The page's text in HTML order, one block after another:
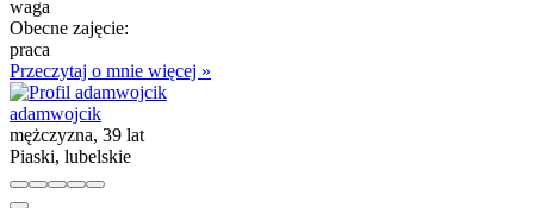
waga
Obecne zajęcie:
praca
Przeczytaj o mnie więcej »
adamwojcik
mężczyzna, 39 lat
Piaski, lubelskie